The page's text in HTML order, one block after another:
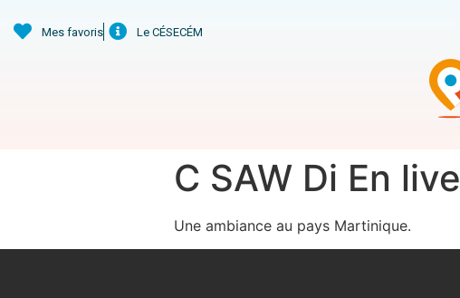
Mes favoris Le CÉSECÉM
C SAW Di En live
Une ambiance au pays Martinique.